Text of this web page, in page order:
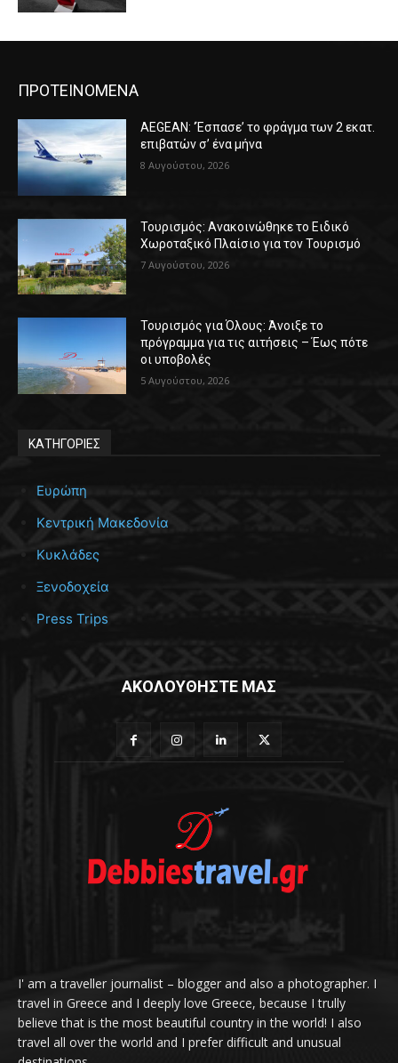
ΠΡΟΤΕΙΝΟΜΕΝΑ
AEGEAN: ‘Έσπασε’ το φράγμα των 2 εκατ.
επιβατών σ’ ένα μήνα
8 Αυγούστου, 2026
Τουρισμός: Ανακοινώθηκε το Ειδικό
Χωροταξικό Πλαίσιο για τον Τουρισμό
7 Αυγούστου, 2026
Τουρισμός για Όλους: Άνοιξε το
πρόγραμμα για τις αιτήσεις – Έως πότε
οι υποβολές
5 Αυγούστου, 2026
ΚΑΤΗΓΟΡΙΕΣ
Ευρώπη
Κεντρική Μακεδονία
Κυκλάδες
Ξενοδοχεία
Press Trips
ΑΚΟΛΟΥΘΗΣΤΕ ΜΑΣ
I' am a traveller journalist – blogger and also a photographer. I
travel in Greece and I deeply love Greece, because I trully
believe that is the most beautiful country in the world! I also
travel all over the world and I prefer difficult and unusual